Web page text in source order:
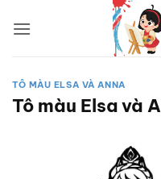
qua
TÔ MÀU ELSA VÀ ANNA
Tô màu Elsa và